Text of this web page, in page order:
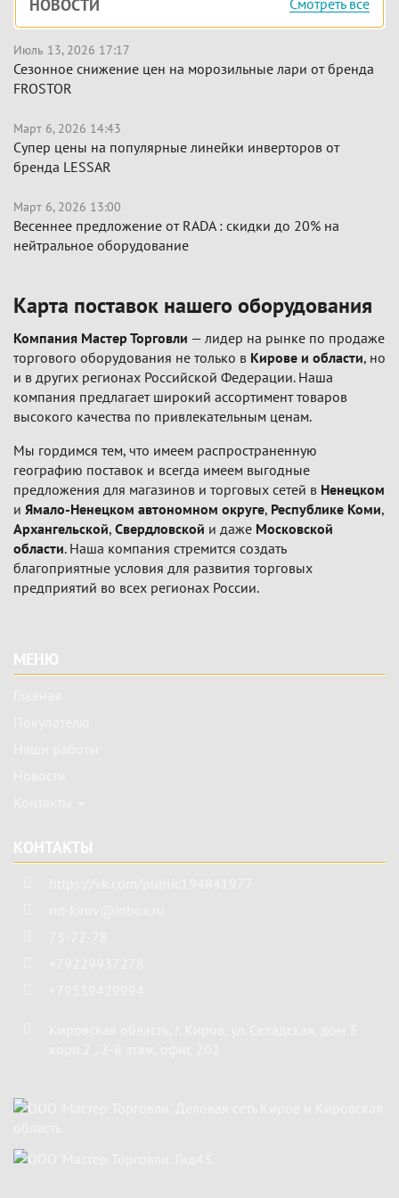
панель
НОВОСТИ Смотреть все
Июль 13, 2026 17:17
Сезонное снижение цен на морозильные лари от бренда
FROSTOR
Март 6, 2026 14:43
Супер цены на популярные линейки инверторов от
бренда LESSAR
Март 6, 2026 13:00
Весеннее предложение от RADA : скидки до 20% на
нейтральное оборудование
Карта поставок нашего оборудования
Компания Мастер Торговли — лидер на рынке по продаже
торгового оборудования не только в Кирове и области, но
и в других регионах Российской Федерации. Наша
компания предлагает широкий ассортимент товаров
высокого качества по привлекательным ценам.
Мы гордимся тем, что имеем распространенную
географию поставок и всегда имеем выгодные
предложения для магазинов и торговых сетей в Ненецком
и Ямало-Ненецком автономном округе, Республике Коми,
Архангельской, Свердловской и даже Московской
области. Наша компания стремится создать
благоприятные условия для развития торговых
предприятий во всех регионах России.
МЕНЮ
КОНТАКТЫ